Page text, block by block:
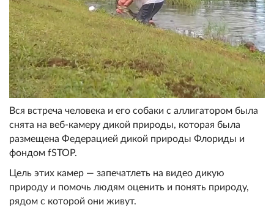
Вся встреча человека и его собаки с аллигатором была
снята на веб-камеру дикой природы, которая была
размещена Федерацией дикой природы Флориды и
фондом fSTOP.
Цель этих камер — запечатлеть на видео дикую
природу и помочь людям оценить и понять природу,
рядом с которой они живут.